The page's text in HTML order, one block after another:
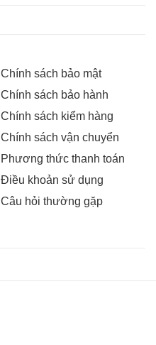
Chính sách bảo mật
Chính sách bảo hành
Chính sách kiểm hàng
Chính sách vận chuyển
Phương thức thanh toán
Điều khoản sử dụng
Câu hỏi thường gặp